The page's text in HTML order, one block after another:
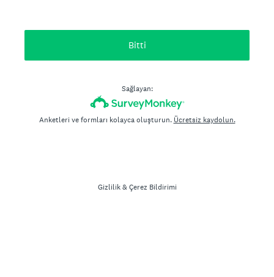
Bitti
Sağlayan:
Anketleri ve formları kolayca oluşturun. Ücretsiz kaydolun.
Gizlilik & Çerez Bildirimi